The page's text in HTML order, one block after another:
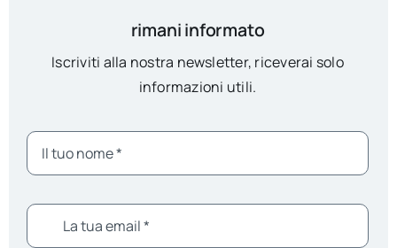
rimani informato
Iscriviti alla nostra newsletter, riceverai solo
informazioni utili.